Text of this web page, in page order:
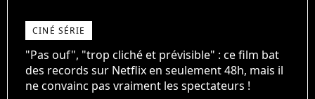
CINÉ SÉRIE
"Pas ouf", "trop cliché et prévisible" : ce film bat
des records sur Netflix en seulement 48h, mais il
ne convainc pas vraiment les spectateurs !